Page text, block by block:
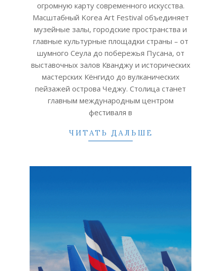
огромную карту современного искусства.
Масштабный Korea Art Festival объединяет
музейные залы, городские пространства и
главные культурные площадки страны – от
шумного Сеула до побережья Пусана, от
выставочных залов Кванджу и исторических
мастерских Кёнгидо до вулканических
пейзажей острова Чеджу. Столица станет
главным международным центром
фестиваля в
ЧИТАТЬ ДАЛЬШЕ